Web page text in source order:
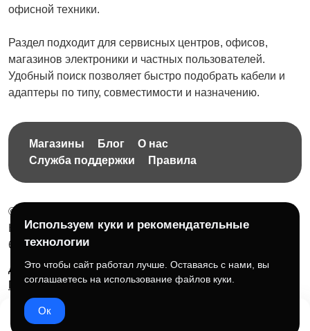
офисной техники.
Раздел подходит для сервисных центров, офисов,
магазинов электроники и частных пользователей.
Удобный поиск позволяет быстро подобрать кабели и
адаптеры по типу, совместимости и назначению.
Магазины Блог
О нас
Служба поддержки
Правила
© 2026 Бесплатная доска объявлений без ограничений
НПД Краснорудская Анастасия Игоревна, ИНН:
614404606809
Документы и правила платформы
Для бизнеса
Партнёрам
Roadmap ☕ Поддержать проект
Используем куки и рекомендательные
технологии
Это чтобы сайт работал лучше. Оставаясь с нами, вы
соглашаетесь на использование файлов куки.
Ок